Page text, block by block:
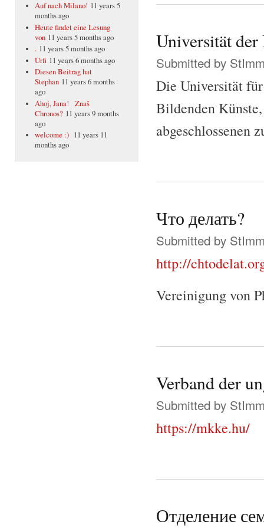
Auf nach Milano! 11 years 5
months ago
Heute findet eine Lesung
von 11 years 5 months ago
. 11 years 5 months ago
Urfi 11 years 6 months ago
Diesen Beitrag hat
Stephan 11 years 6 months
ago
Ahoj, Jana! Znaš
Chronos? 11 years 9 months
ago
welcome :) 11 years 11
months ago
Universität
Submitted by
Die Universität
Bildenden
abgeschlossenen
Что делать?
Submitted by
http://
Vereinigung von
Verband der
Submitted by
https://mkke.hu/
Отделение